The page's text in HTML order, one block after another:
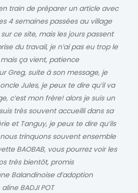
train de préparer un article avec
4 semaines passées au village
ce site, mais les jours passent
du travail, je n’ai pas eu trop le
ça vient, patience
Greg, suite à son message, je
Jules, je peux te dire qu’il va
c’est mon frère! alors je suis un
très souvent accueilli dans sa
et Tanguy, je peux te dire qu’ils
trinquons souvent ensemble
BAOBAB, vous pourrez voir les
très bientôt, promis
Balandinoise d’adoption
aline BADJI POT